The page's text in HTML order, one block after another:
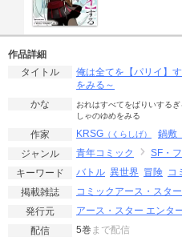
作品詳細
タイトル
俺は全てを【パリイ】
をみる～
かな
おれはすべてをぱりいする
しゃのゆめをみる
作家 KRSG （くらしげ） 鍋敷
ジャンル
青年コミック
SF・
キーワード
バトル 異世界 冒険 コ
掲載雑誌
コミックアース・スター
発行元
アース・スター エンタ
配信
5巻 まで配信